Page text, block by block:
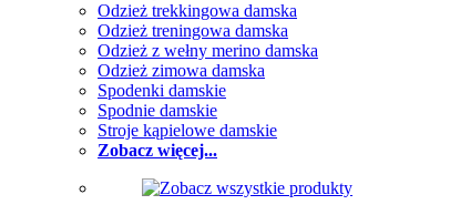
Odzież trekkingowa damska
Odzież treningowa damska
Odzież z wełny merino damska
Odzież zimowa damska
Spodenki damskie
Spodnie damskie
Stroje kąpielowe damskie
Zobacz więcej...